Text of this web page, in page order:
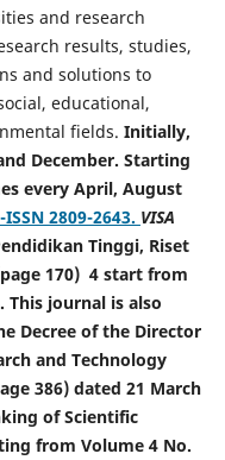
and research
results, studies,
and solutions to
educational,
fields. Initially,
December. Starting
every April, August
ISSN 2809-2643. VISA
Tinggi, Riset
170) 4 start from
This journal is also
Decree of the Director
and Technology
386) dated 21 March
of Scientific
from Volume 4 No.